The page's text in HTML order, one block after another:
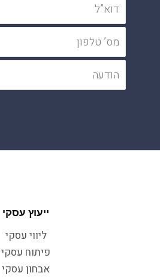
ייעוץ עסקי
ליווי עסקי
פיתוח עסקי
אבחון עסקי